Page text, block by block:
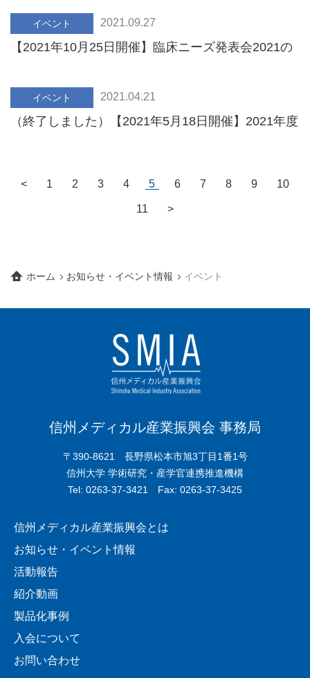
イベント 2021.09.27
【2021年10月25日開催】臨床ニーズ発表会2021の
イベント 2021.04.21
（終了しました）【2021年5月18日開催】2021年度
< 1 2 3 4 5 6 7 8 9 10
11 >
ホーム お知らせ・イベント情報 イベント
信州メディカル産業振興会 事務局
〒390-8621 長野県松本市旭3丁目1番1号
信州大学 学術研究・産学官連携推進機構
Tel: 0263-37-3421 Fax: 0263-37-3425
信州メディカル産業振興会とは
お知らせ・イベント情報
活動報告
紹介動画
製品化事例
入会について
お問い合わせ